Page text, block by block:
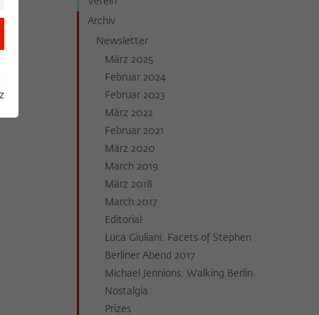
Archiv
Newsletter
März 2025
Februar 2024
Februar 2023
März 2022
Februar 2021
März 2020
March 2019
März 2018
March 2017
Editorial
Luca Giuliani: Facets of Stephen
Berliner Abend 2017
Michael Jennions: Walking Berlin
Nostalgia
Prizes